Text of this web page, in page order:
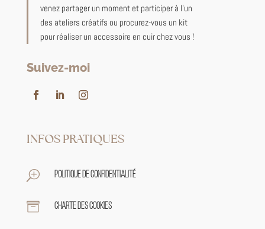
venez partager un moment et participer à l’un
des ateliers créatifs ou procurez-vous un kit
pour réaliser un accessoire en cuir chez vous !
Suivez-moi
INFOS PRATIQUES
T Politique de confidentialité
 Charte des cookies